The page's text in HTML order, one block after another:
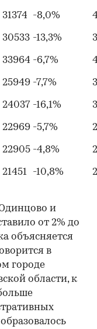
31374 -8,0%
30533 -13,3%
33964 -6,7%
25949 -7,7%
24037 -16,1%
22969 -5,7%
22905 -4,8%
21451 -10,8%
и
от 2% до
объясняется
в
городе
области, к